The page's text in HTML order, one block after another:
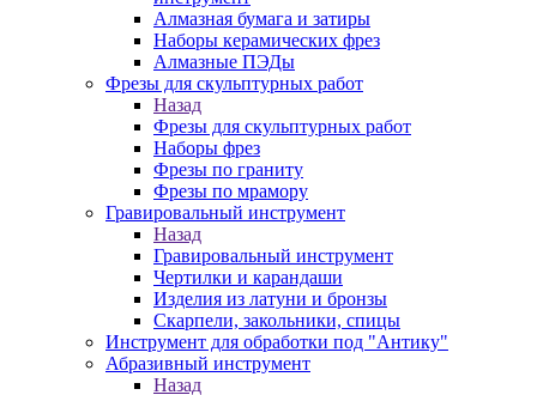
Алмазная бумага и затиры
Наборы керамических фрез
Алмазные ПЭДы
Фрезы для скульптурных работ
Назад
Фрезы для скульптурных работ
Наборы фрез
Фрезы по граниту
Фрезы по мрамору
Гравировальный инструмент
Назад
Гравировальный инструмент
Чертилки и карандаши
Изделия из латуни и бронзы
Скарпели, закольники, спицы
Инструмент для обработки под "Антику"
Абразивный инструмент
Назад